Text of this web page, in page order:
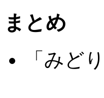
まとめ
「みど